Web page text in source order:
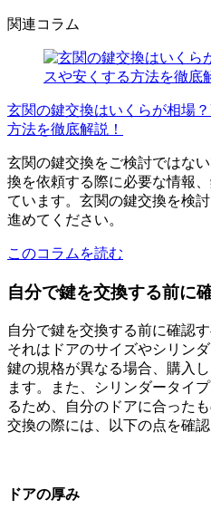
関連コラム
玄関の鍵交換はいくらが相場
方法を徹底解説！
玄関の鍵交換をご検討ではな
換を依頼する際に必要な情報
ています。玄関の鍵交換を検
進めてください。
このコラムを読む
自分で鍵を交換する前に
自分で鍵を交換する前に確認
それはドアのサイズやシリン
鍵の規格が異なる場合、購入
ます。また、シリンダータイ
るため、自分のドアに合った
交換の際には、以下の点を確認
ドアの厚み